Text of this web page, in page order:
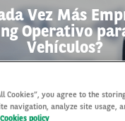
Vez Más
Operativo
Vehículos?
Cookies”, you agree to the
navigation, analyze site usage,
Cookies policy